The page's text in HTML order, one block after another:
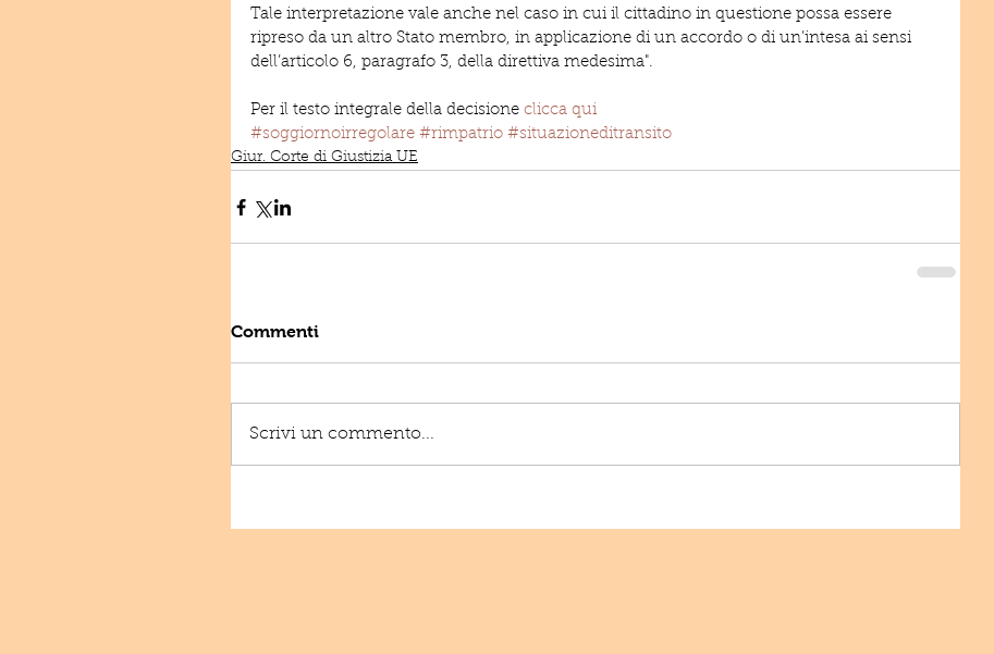
Tale interpretazione vale anche nel caso in cui il cittadino in questione possa essere
ripreso da un altro Stato membro, in applicazione di un accordo o di un’intesa ai sensi
dell’articolo 6, paragrafo 3, della direttiva medesima".
Per il testo integrale della decisione clicca qui
#soggiornoirregolare #rimpatrio #situazioneditransito
Giur. Corte di Giustizia UE
Commenti
Scrivi un commento...